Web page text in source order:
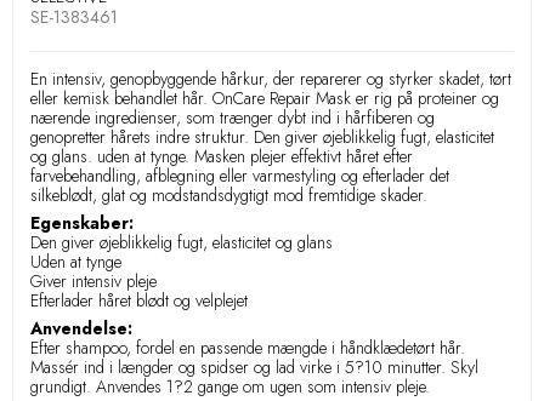
SE-1383461
En intensiv, genopbyggende hårkur, der reparerer og styrker skadet, tørt
eller kemisk behandlet hår. OnCare Repair Mask er rig på proteiner og
nærende ingredienser, som trænger dybt ind i hårfiberen og
genopretter hårets indre struktur. Den giver øjeblikkelig fugt, elasticitet
og glans. uden at tynge. Masken plejer effektivt håret efter
farvebehandling, afblegning eller varmestyling og efterlader det
silkeblødt, glat og modstandsdygtigt mod fremtidige skader.
Egenskaber:
Den giver øjeblikkelig fugt, elasticitet og glans
Uden at tynge
Giver intensiv pleje
Efterlader håret blødt og velplejet
Anvendelse:
Efter shampoo, fordel en passende mængde i håndklædetørt hår.
Massér ind i længder og spidser og lad virke i 5?10 minutter. Skyl
grundigt. Anvendes 1?2 gange om ugen som intensiv pleje.